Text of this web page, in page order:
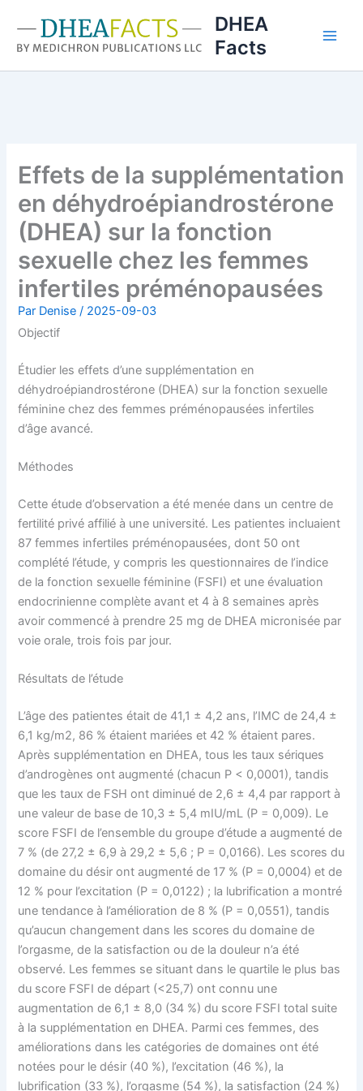
contenu
DHEA
Facts
Effets de la supplémentation
en déhydroépiandrostérone
(DHEA) sur la fonction
sexuelle chez les femmes
infertiles préménopausées
Par Denise/ 2025-09-03
Objectif
Étudier les effets d’une supplémentation en
déhydroépiandrostérone (DHEA) sur la fonction sexuelle
féminine chez des femmes préménopausées infertiles
d’âge avancé.
Méthodes
Cette étude d’observation a été menée dans un centre de
fertilité privé affilié à une université. Les patientes incluaient
87 femmes infertiles préménopausées, dont 50 ont
complété l’étude, y compris les questionnaires de l’indice
de la fonction sexuelle féminine (FSFI) et une évaluation
endocrinienne complète avant et 4 à 8 semaines après
avoir commencé à prendre 25 mg de DHEA micronisée par
voie orale, trois fois par jour.
Résultats de l’étude
L’âge des patientes était de 41,1 ± 4,2 ans, l’IMC de 24,4 ±
6,1 kg/m2, 86 % étaient mariées et 42 % étaient pares.
Après supplémentation en DHEA, tous les taux sériques
d’androgènes ont augmenté (chacun P < 0,0001), tandis
que les taux de FSH ont diminué de 2,6 ± 4,4 par rapport à
une valeur de base de 10,3 ± 5,4 mIU/mL (P = 0,009). Le
score FSFI de l’ensemble du groupe d’étude a augmenté de
7 % (de 27,2 ± 6,9 à 29,2 ± 5,6 ; P = 0,0166). Les scores du
domaine du désir ont augmenté de 17 % (P = 0,0004) et de
12 % pour l’excitation (P = 0,0122) ; la lubrification a montré
une tendance à l’amélioration de 8 % (P = 0,0551), tandis
qu’aucun changement dans les scores du domaine de
l’orgasme, de la satisfaction ou de la douleur n’a été
observé. Les femmes se situant dans le quartile le plus bas
du score FSFI de départ (<25,7) ont connu une
augmentation de 6,1 ± 8,0 (34 %) du score FSFI total suite
à la supplémentation en DHEA. Parmi ces femmes, des
améliorations dans les catégories de domaines ont été
notées pour le désir (40 %), l’excitation (46 %), la
lubrification (33 %), l’orgasme (54 %), la satisfaction (24 %)